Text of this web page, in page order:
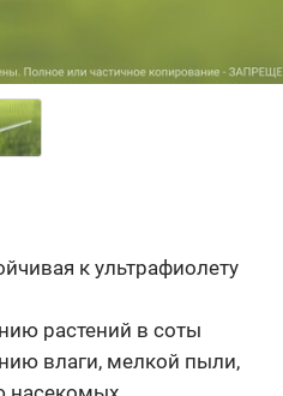
к ультрафиолету
растений в соты
влаги, мелкой пыли,